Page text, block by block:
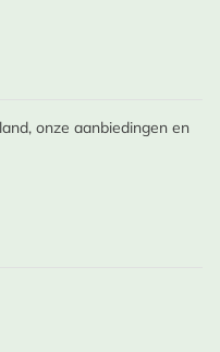
onze aanbiedingen en